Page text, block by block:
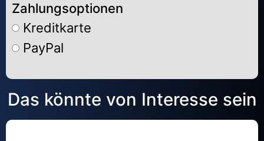
Zahlungsoptionen
Kreditkarte
PayPal
Alternative:
Das könnte von Interesse sein